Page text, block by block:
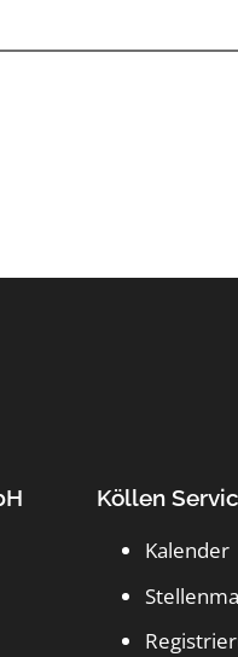
Köllen
Kalender